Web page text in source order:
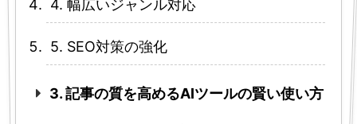
4. 幅広いジャンル対応
5. SEO対策の強化
3. 記事の質を高めるAIツールの賢い使い方